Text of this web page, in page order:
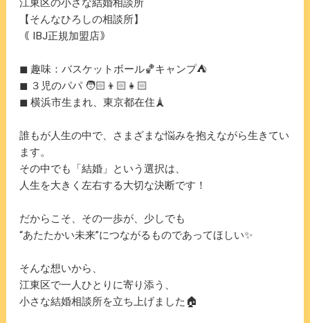
江東区の小さな結婚相談所
【そんなひろしの相談所】
｟ IBJ正規加盟店｠
◼︎ 趣味：バスケットボール🏀キャンプ⛺️
◼︎ ３児のパパ 🧑🏻👦🏻👧🏻
◼︎ 横浜市生まれ、東京都在住🗼
誰もが人生の中で、さまざまな悩みを抱えながら生きてい
ます。
その中でも「結婚」という選択は、
人生を大きく左右する大切な決断です！
だからこそ、その一歩が、少しでも
“あたたかい未来”につながるものであってほしい✨
そんな想いから、
江東区で一人ひとりに寄り添う、
小さな結婚相談所を立ち上げました🏠